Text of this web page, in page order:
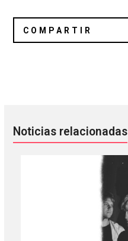
Noticias relacionadas